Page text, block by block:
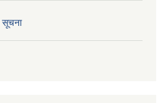
सूचना